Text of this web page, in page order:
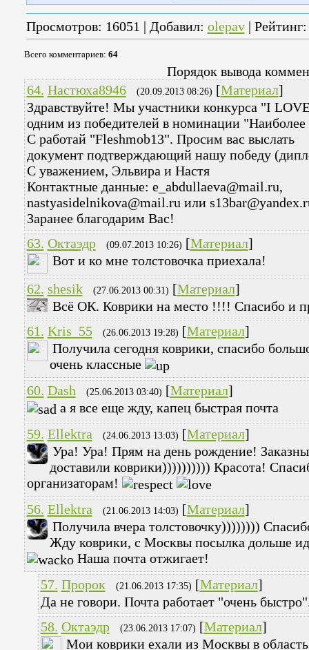
Просмотров: 16051 | Добавил: olepav| Рейтинг
Всего комментариев: 64
Порядок вывода
64. Настюха8946 (20.09.2013 08:26) [Материал]
Здравствуйте! Мы участники конкурса "I
одним из победителей в номинации
С работай "Fleshmob13". Просим вас выслать
документ подтверждающий нашу победу
С уважением, Эльвира и Настя
Контактные данные: e_abdullaeva@mail.ru,
nastyasidelnikova@mail.ru или
Заранее благодарим Вас!
63. Октаэдр (09.07.2013 10:26) [Материал]
Вот и ко мне толстовочка приехала!
62. shesik (27.06.2013 00:31) [Материал]
Всё ОК. Коврики на место !!!! Спасибо и
61. Kris_55 (26.06.2013 19:28) [Материал]
Получила сегодня коврики, спасибо
очень классные
60. Dash (25.06.2013 03:40) [Материал]
а я все еще жду, капец быстрая почта
59. Ellektra (24.06.2013 13:03) [Материал]
Ура! Ура! Прям на день рождение!
доставили коврики)))))))))) Красота!
организаторам!
56. Ellektra (21.06.2013 14:03) [Материал]
Получила вчера толстовочку))))))))
Жду коврики, с Москвы посылка дольше
Наша почта отжигает!
57. Пророк (21.06.2013 17:35) [Материал]
Да не говори. Почта работает "очень
58. Октаэдр (23.06.2013 17:07) [Материал]
Мои коврики ехали из Москвы в